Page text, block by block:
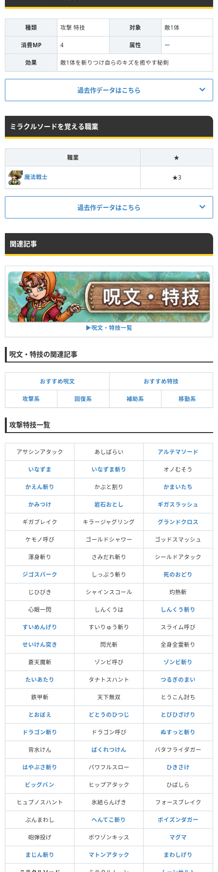
種類 攻撃 特技 対象 敵1体
消費MP 4 属性 ー
効果 敵1体を斬りつけ自らのキズを癒やす秘剣
過去作データはこちら
敵1体に通常攻撃の1.2倍のダメージを与えて、自分のHP
を与えたダメージの5分の1回復する
敵1体
種類
転職で忘れる ◯
ミラクルソードを覚える職業
職業 ★
魔法戦士 ★3
過去作データはこちら
勇者 ★×2
魔法戦士 ★×8
関連記事
▶︎呪文・特技一覧
呪文・特技の関連記事
おすすめ呪文 おすすめ特技
攻撃系 回復系 補助系 移動系
攻撃特技一覧
アサシンアタック あしばらい アルテマソード
いなずま いなずま斬り オノむそう
かえん斬り かぶと割り かまいたち
かみつけ 岩石おとし ギガスラッシュ
ギガブレイク キラージャグリング グランドクロス
ケモノ呼び ゴールドシャワー ゴッドスマッシュ
渾身斬り さみだれ斬り シールドアタック
ジゴスパーク しっぷう斬り 死のおどり
じひびき シャインスコール 灼熱斬
心眼一閃 しんくうは しんくう斬り
すいめんげり すいりゅう斬り スライム呼び
せいけん突き 閃光斬 全身全霊斬り
蒼天魔斬 ゾンビ呼び ゾンビ斬り
たいあたり タナトスハント つるぎのまい
鉄甲斬 天下無双 とうこん討ち
とおぼえ どとうのひつじ とびひざげり
ドラゴン斬り ドラゴン呼び ぬすっと斬り
背水けん ばくれつけん バタフライダガー
はやぶさ斬り パワフルスロー ひきさけ
ビッグバン ヒップアタック ひばしら
ヒュプノスハント 氷結らんげき フォースブレイク
ぶんまわし へんてこ斬り ポイズンダガー
砲弾投げ ポワゾンキッス マグマ
まじん斬り マトンアタック まわしげり